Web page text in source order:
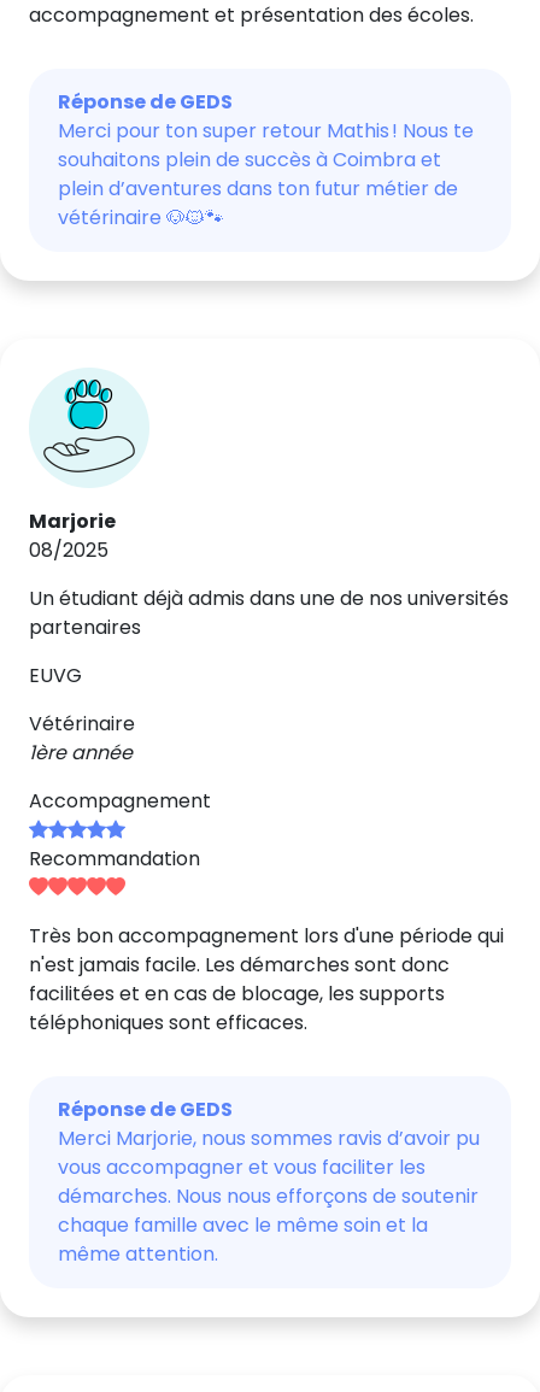
accompagnement et présentation des écoles.
Réponse de GEDS
Merci pour ton super retour Mathis ! Nous te
souhaitons plein de succès à Coimbra et
plein d’aventures dans ton futur métier de
vétérinaire 🐶🐱🐾
Marjorie
08/2025
Un étudiant déjà admis dans une de nos universités
partenaires
EUVG
Vétérinaire
1ère année
Accompagnement
Recommandation
Très bon accompagnement lors d'une période qui
n'est jamais facile. Les démarches sont donc
facilitées et en cas de blocage, les supports
téléphoniques sont efficaces.
Réponse de GEDS
Merci Marjorie, nous sommes ravis d’avoir pu
vous accompagner et vous faciliter les
démarches. Nous nous efforçons de soutenir
chaque famille avec le même soin et la
même attention.